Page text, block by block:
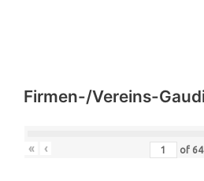
Firmen-/Vereins-
« ‹ of 64